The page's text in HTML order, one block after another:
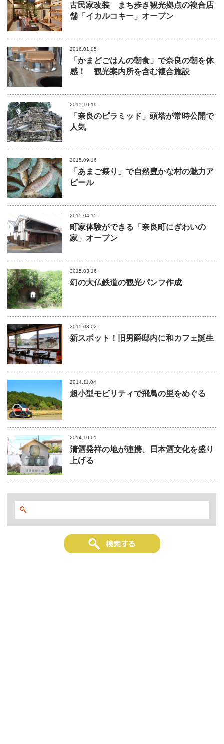
古民家改装 まち歩き観光拠点の複合店
舗「イカルコキー」オープン
2016.01.05
「かまどごはんの朝食」で奈良の朝を体
感！ 観光案内所を含む複合施設
2015.10.19
「奈良のピラミッド」頭塔が常時公開で
人気
2015.09.16
「あまご祭り」で自然豊かな村の魅力ア
ピール
2015.04.15
町家体験ができる「奈良町にぎわいの
家」オープン
2015.03.16
幻の大仏鉄道の観光パンフ作成
2015.03.02
新スポット！旧男爵邸内に和カフェ誕生
2014.11.04
超小型モビリティで飛鳥の里をめぐる
2014.10.01
清酒発祥の地が連携、日本酒文化を盛り
上げる